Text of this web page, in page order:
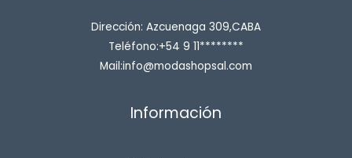
Dirección: Azcuenaga 309,CABA
Teléfono:+54 9 11********
Mail:info@modashopsal.com
Información